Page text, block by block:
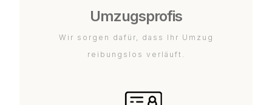
Umzugsprofis
Wir sorgen dafür, dass Ihr Umzug
reibungslos verläuft.